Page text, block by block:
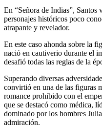
En “Señora de Indias”, Santos
personajes históricos poco
atrapante y revelador.
En este caso ahonda sobre la
nació en cautiverio durante el
desafió todas las reglas de la
Superando diversas
convirtió en una de las figuras
romance prohibido con el
que se destacó como médica,
dominado por los hombres
admiración.